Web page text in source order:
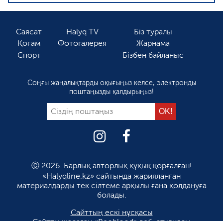
Саясат
Қоғам
Спорт
Halyq TV
Фотогалерея
Біз туралы
Жарнама
Бізбен байланыс
Соңғы жаңалықтарды оқығыңыз келсе, электронды
поштаңызды қалдырыңыз!
Ⓒ 2026. Барлық авторлық құқық қорғалған!
«Halyqline.kz» сайтында жарияланған
материалдарды тек сілтеме арқылы ғана қолдануға
болады.
Сайттың ескі нұсқасы